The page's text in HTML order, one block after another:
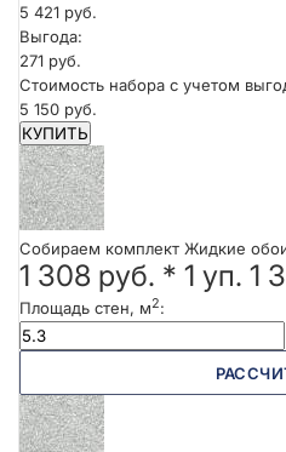
5 421 руб.
Выгода:
271 руб.
Стоимость набора с учетом
5 150 руб.
КУПИТЬ
Собираем комплект Жидкие обои
1 308 руб. * 1 уп. 1
Площадь стен, м2: